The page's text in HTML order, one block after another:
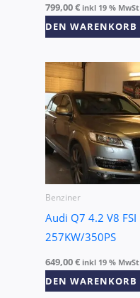
799,00€ inkl 19 % MwSt
DEN WARENKORB
Benziner
Audi Q7 4.2 V8 FSI
257KW/350PS
649,00€ inkl 19 % MwSt
DEN WARENKORB